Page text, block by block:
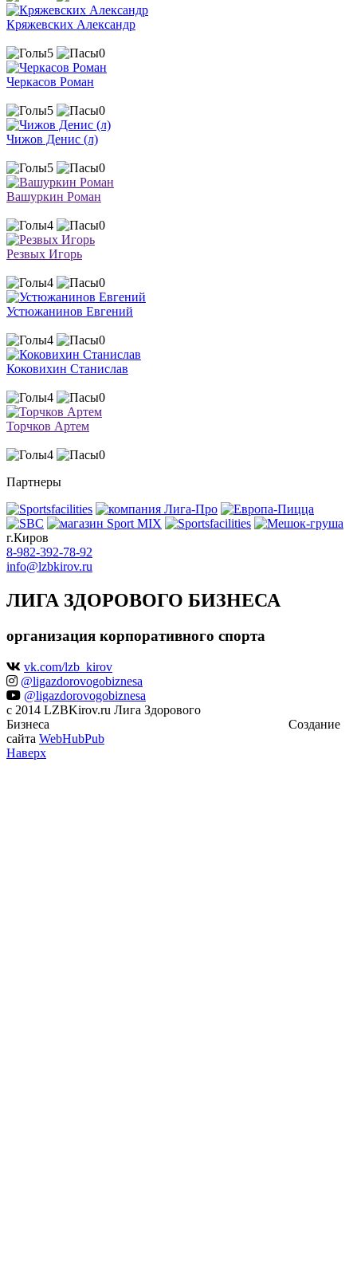
Кряжевских Александр
5 0
Черкасов Роман
5 0
Чижов Денис (л)
5 0
Вашуркин Роман
4 0
Резвых Игорь
4 0
Устюжанинов Евгений
4 0
Коковихин Станислав
4 0
Торчков Артем
4
0
Партнеры
г.Киров
8-982-392-78-92
info@lzbkirov.ru
ЛИГА ЗДОРОВОГО БИЗНЕСА
организация корпоративного спорта
vk.com/lzb_kirov
@ligazdorovogobiznesa
@ligazdorovogobiznesa
c 2014 LZBKirov.ru Лига Здорового
Бизнеса
Создание
сайта WebHubPub
Наверх